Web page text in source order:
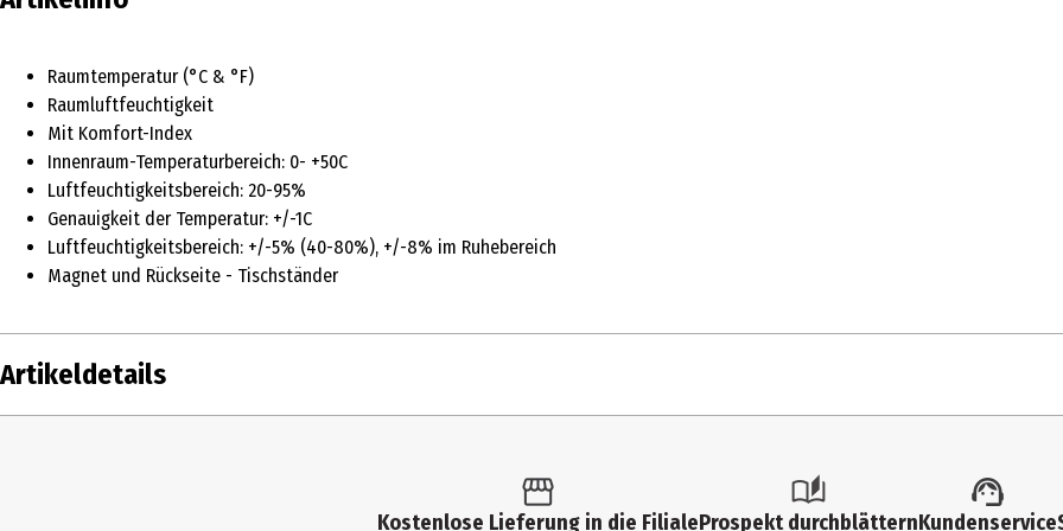
Raumtemperatur (°C & °F)
Raumluftfeuchtigkeit
Mit Komfort-Index
Innenraum-Temperaturbereich: 0- +50C
Luftfeuchtigkeitsbereich: 20-95%
Genauigkeit der Temperatur: +/-1C
Luftfeuchtigkeitsbereich: +/-5% (40-80%), +/-8% im Ruhebereich
Magnet und Rückseite - Tischständer
Artikeldetails
Kostenlose Lieferung in die FilialeProspekt durchblätternKundenservice